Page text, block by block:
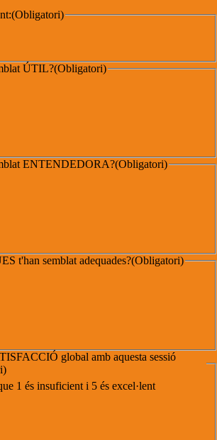
(Obligatori)
t'ha semblat ÚTIL?(Obligatori)
t'ha semblat ENTENDEDORA?(Obligatori)
t'han semblat adequades?(Obligatori)
global amb aquesta sessió
1 és insuficient i 5 és excel·lent